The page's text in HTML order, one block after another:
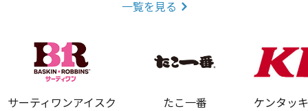
一覧を見る
サーティワンアイスク
たこ一番
ケンタッ